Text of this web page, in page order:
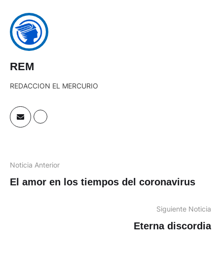
REM
REDACCION EL MERCURIO
Noticia Anterior
El amor en los tiempos del coronavirus
Siguiente Noticia
Eterna discordia